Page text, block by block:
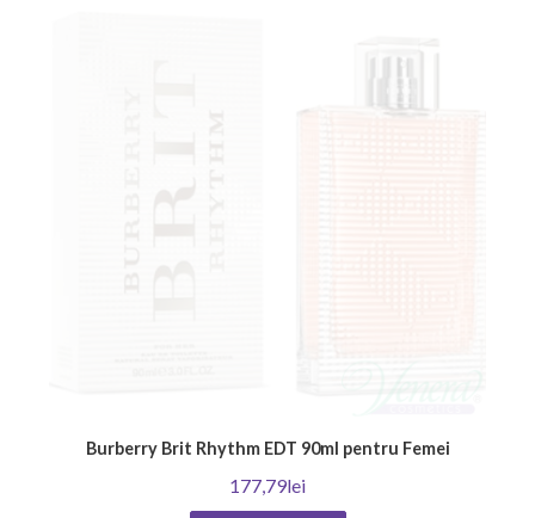
Burberry Brit Rhythm EDT 90ml pentru Femei
177,79lei